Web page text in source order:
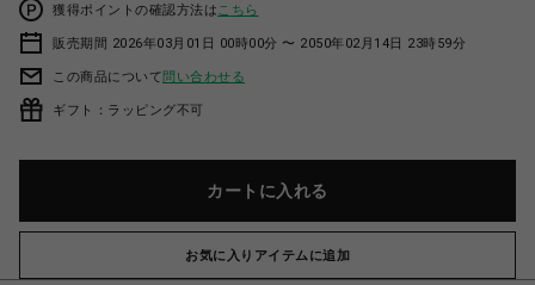
獲得ポイントの確認方法は こちら
販売期間 2026年03月01日 00時00分 〜 2050年02月14日 23時59分
この商品について問い合わせる
ギフト：ラッピング不可
カートに入れる
お気に入りアイテムに追加